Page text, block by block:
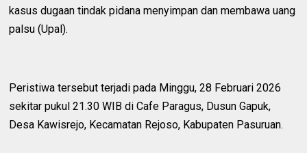
kasus dugaan tindak pidana menyimpan dan membawa uang
palsu (Upal).
Peristiwa tersebut terjadi pada Minggu, 28 Februari 2026
sekitar pukul 21.30 WIB di Cafe Paragus, Dusun Gapuk,
Desa Kawisrejo, Kecamatan Rejoso, Kabupaten Pasuruan.